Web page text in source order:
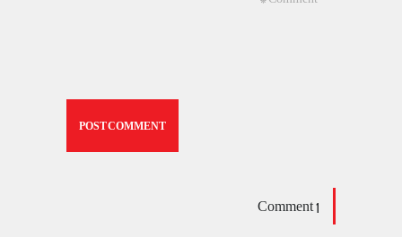
1 Comment